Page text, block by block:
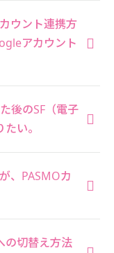
ウント連携方
アカウント
後のSF（電子
い。
、PASMOカ
の切替え方法